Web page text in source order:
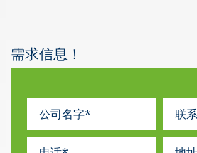
需求信息！